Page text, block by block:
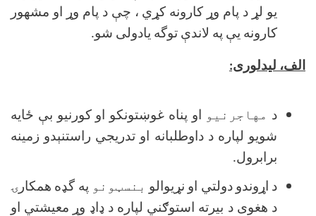
يو لړ د پام وړ كارونه كړي ، چې د پام وړ او مشهور
كارونه يې په لاندې توگه يادولى شو.
الف، ليدلورى:
د مهاجرنیو او پناه غوښتونكو او كورنيو بې ځايه
شويو لپاره د داوطلبانه او تدريجي راستنېدو زمينه
برابرول.
د اړوندو دولتي او نړيوالو بنسټونوپه گډه همكارۍ
د هغوى د بیرته استوګني لپاره د ډاډ وړ معیشتي او